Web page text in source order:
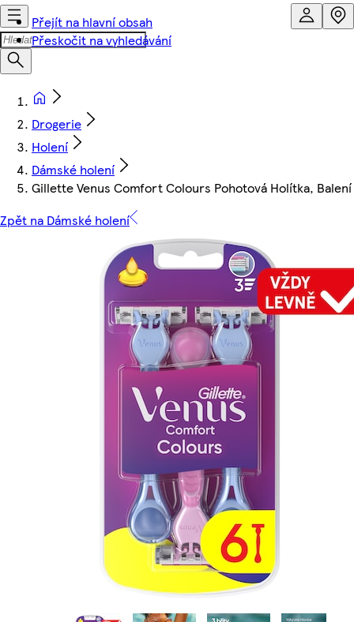
Přejít na hlavní obsah
Přeskočit na vyhledávání
Drogerie
Holení
Dámské holení
Gillette Venus Comfort Colours Pohotová Holítka, Balení
Zpět na Dámské holení